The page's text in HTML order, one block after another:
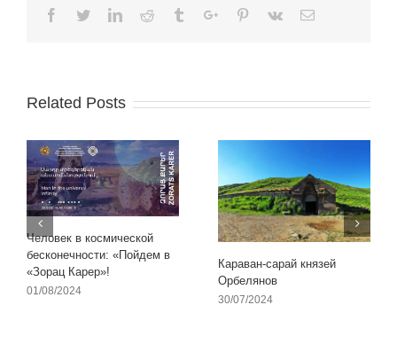
Facebook
TwitterLinkedinReddit TumblrGoogle+Pinterest
Vk Email
Related Posts
Человек в космической
бесконечности: «Пойдем в
«Зорац Карер»!
01/08/2024
Караван-сарай князей
Орбелянов
30/07/2024